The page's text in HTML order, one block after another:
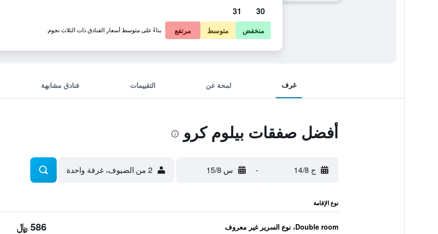
غرف لمحة عن التقييمات فنادق مشابهة
أفضل صفقات بيلوم كرو
ج 14/8 - س 15/8 2 من الضيوف، غرفة واحدة
نوع الإقامة
Double room، نوع السرير غير معروف 586 ﷼
30
31
منخفض متوسط مرتفع بناءً على متوسط أسعار الفنادق ذات الثلاث نجوم.